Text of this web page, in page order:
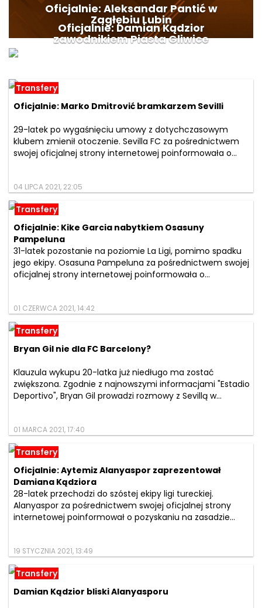
Oficjalnie: Aleksandar Pantić w
Zagłębiu Lubin
Oficjalnie: Damian Kądzior
zawodnikiem Piasta Gliwice
Transfery
Oficjalnie: Marko Dmitrović bramkarzem Sevilli
29-latek po wygaśnięciu umowy z dotychczasowym
klubem zmienił otoczenie. Sevilla FC za pośrednictwem
swojej oficjalnej strony internetowej poinformowała o...
04 LIPCA 2021, 22:05
Transfery
Oficjalnie: Kike Garcia nabytkiem Osasuny
Pampeluna
31-latek pozostanie na poziomie La Ligi, pomimo spadku
jego ekipy. Osasuna Pampeluna za pośrednictwem swojej
oficjalnej strony internetowej poinformowała o...
01 CZERWCA 2021, 14:42
Transfery
Bryan Gil nie dla FC Barcelony?
Klauzula wykupu 20-latka już niedługo ma zostać
zwiększona. Zgodnie z najnowszymi informacjami "Estadio
Deportivo", Bryan Gil prowadzi rozmowy z Sevillą w...
01 MARCA 2021, 17:40
Transfery
Oficjalnie: Aytemiz Alanyaspor zaprezentował
Damiana Kądziora
28-latek przechodzi do szóstej ekipy ligi tureckiej.
Alanyaspor za pośrednictwem swojej oficjalnej strony
internetowej poinformował o pozyskaniu na zasadzie...
19 STYCZNIA 2021, 13:49
Transfery
Damian Kądzior bliski Alanyasporu